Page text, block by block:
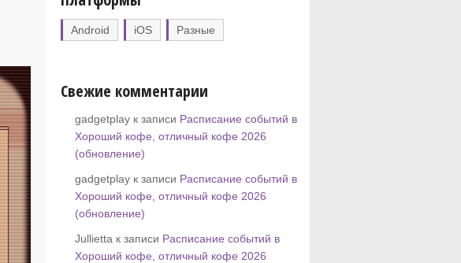
Android iOS Разные
Свежие комментарии
gadgetplay к записи Расписание событий в
Хороший кофе, отличный кофе 2026
(обновление)
gadgetplay к записи Расписание событий в
Хороший кофе, отличный кофе 2026
(обновление)
Jullietta к записи Расписание событий в
Хороший кофе, отличный кофе 2026